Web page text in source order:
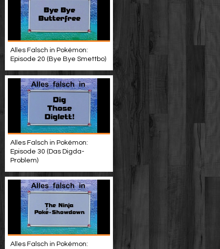
Alles Falsch in Pokémon:
Episode 20 (Bye Bye Smettbo)
Alles Falsch in Pokémon:
Episode 30 (Das Digda-
Problem)
Alles Falsch in Pokémon: